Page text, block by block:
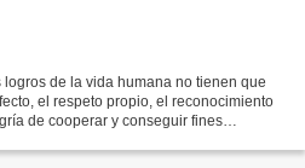
de la vida humana no tienen que
el respeto propio, el reconocimiento
de cooperar y conseguir fines